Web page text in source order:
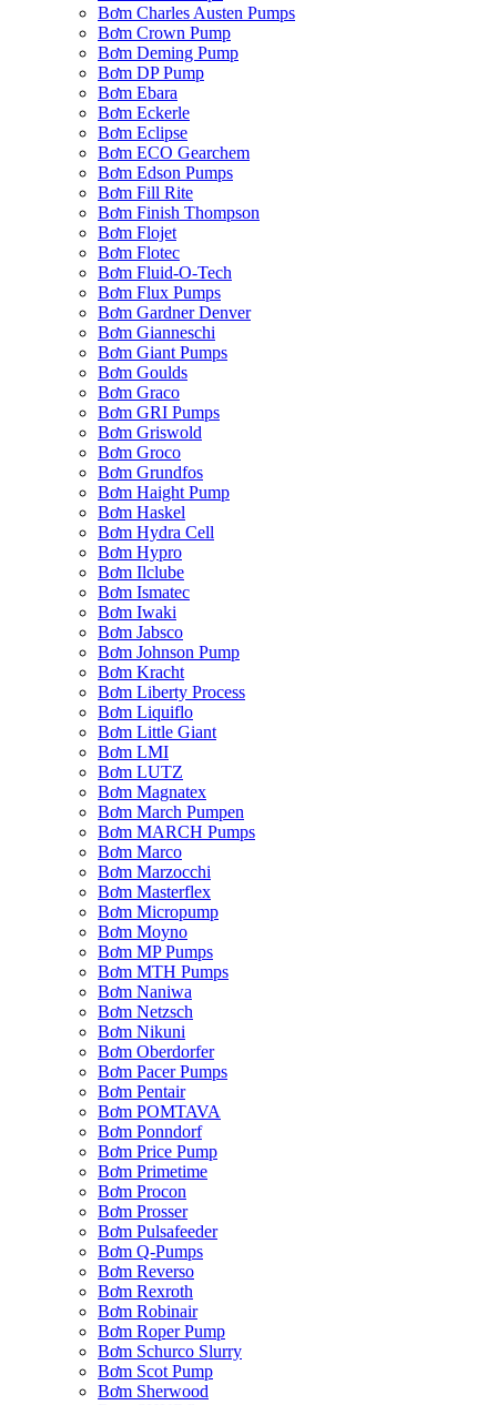
Bơm Charles Austen Pumps
Bơm Crown Pump
Bơm Deming Pump
Bơm DP Pump
Bơm Ebara
Bơm Eckerle
Bơm Eclipse
Bơm ECO Gearchem
Bơm Edson Pumps
Bơm Fill Rite
Bơm Finish Thompson
Bơm Flojet
Bơm Flotec
Bơm Fluid-O-Tech
Bơm Flux Pumps
Bơm Gardner Denver
Bơm Gianneschi
Bơm Giant Pumps
Bơm Goulds
Bơm Graco
Bơm GRI Pumps
Bơm Griswold
Bơm Groco
Bơm Grundfos
Bơm Haight Pump
Bơm Haskel
Bơm Hydra Cell
Bơm Hypro
Bơm Ilclube
Bơm Ismatec
Bơm Iwaki
Bơm Jabsco
Bơm Johnson Pump
Bơm Kracht
Bơm Liberty Process
Bơm Liquiflo
Bơm Little Giant
Bơm LMI
Bơm LUTZ
Bơm Magnatex
Bơm March Pumpen
Bơm MARCH Pumps
Bơm Marco
Bơm Marzocchi
Bơm Masterflex
Bơm Micropump
Bơm Moyno
Bơm MP Pumps
Bơm MTH Pumps
Bơm Naniwa
Bơm Netzsch
Bơm Nikuni
Bơm Oberdorfer
Bơm Pacer Pumps
Bơm Pentair
Bơm POMTAVA
Bơm Ponndorf
Bơm Price Pump
Bơm Primetime
Bơm Procon
Bơm Prosser
Bơm Pulsafeeder
Bơm Q-Pumps
Bơm Reverso
Bơm Rexroth
Bơm Robinair
Bơm Roper Pump
Bơm Schurco Slurry
Bơm Scot Pump
Bơm Sherwood